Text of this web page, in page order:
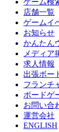
店舗一覧
ゲームイ
お知らせ
かんたん
メディア
求人情報
出張ボー
フランチ
ボードゲ
お問い合
運営会社
ENGLISH